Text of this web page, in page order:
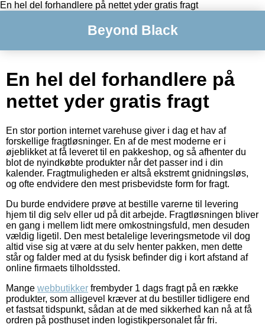
En hel del forhandlere på nettet yder gratis fragt
Beyond Black
En hel del forhandlere på
nettet yder gratis fragt
En stor portion internet varehuse giver i dag et hav af
forskellige fragtløsninger. En af de mest moderne er i
øjeblikket at få leveret til en pakkeshop, og så afhenter du
blot de nyindkøbte produkter når det passer ind i din
kalender. Fragtmuligheden er altså ekstremt gnidningsløs,
og ofte endvidere den mest prisbevidste form for fragt.
Du burde endvidere prøve at bestille varerne til levering
hjem til dig selv eller ud på dit arbejde. Fragtløsningen bliver
en gang i mellem lidt mere omkostningsfuld, men desuden
vældig ligetil. Den mest betalelige leveringsmetode vil dog
altid vise sig at være at du selv henter pakken, men dette
står og falder med at du fysisk befinder dig i kort afstand af
online firmaets tilholdssted.
Mange webbutikker frembyder 1 dags fragt på en række
produkter, som alligevel kræver at du bestiller tidligere end
et fastsat tidspunkt, sådan at de med sikkerhed kan nå at få
ordren på posthuset inden logistikpersonalet får fri.